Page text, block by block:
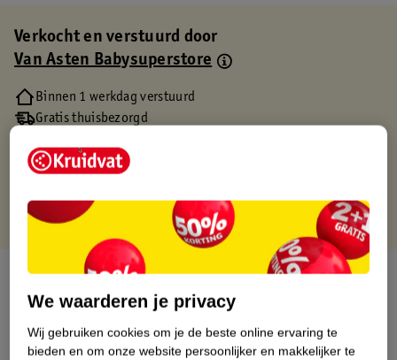
Verkocht en verstuurd door
Van Asten Babysuperstore
Binnen 1 werkdag verstuurd
Gratis thuisbezorgd
Gratis punten met je Kruidvat kaart
Over dit product
We waarderen je privacy
Wij gebruiken cookies om je de beste online ervaring te
bieden en om onze website persoonlijker en makkelijker te